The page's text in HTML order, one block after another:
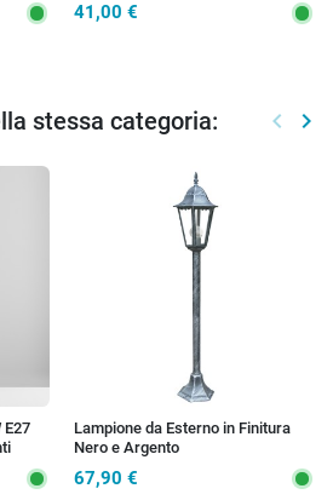
41,00 €
stessa categoria: keyboard_arrow_left keyboard_arrow_right
E27
Lampione da Esterno in Finitura
Nero e Argento
67,90 €